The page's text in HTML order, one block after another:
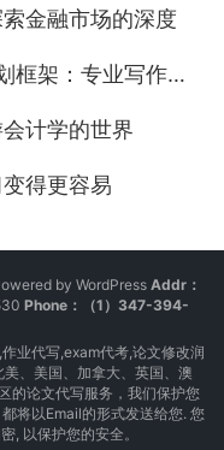
金融市场的深度
专业写作辅导解析
计学的世界
得更容易
by WordPress Addr：
Phone：（1）347-394-
业代写,exam代考,论文修改润
、美国、加拿大、英国、澳
的论文代写服务，我们保护您
将以Email的形式发送给您. 您
, 以保护您的安全。